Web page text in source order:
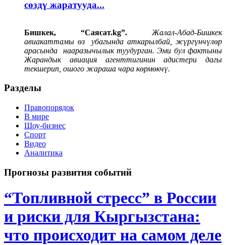
сөздү жаратууда...
Бишкек, “Саясат.kg”. Жалал-Абад-Бишкек
авиакаттамы өз убагында аткарылбай, жүргүнчүлөр
арасында нааразычылык туудурган. Эми бул фактыны
Жарандык авиация агенттигинин адистери дагы
текшерип, ошого жараша чара көрмөкчү.
Разделы
Правопорядок
В мире
Шоу-бизнес
Спорт
Видео
Аналитика
Прогнозы развития событий
“Топливной стресс” в России
и риски для Кыргызстана:
что происходит на самом деле